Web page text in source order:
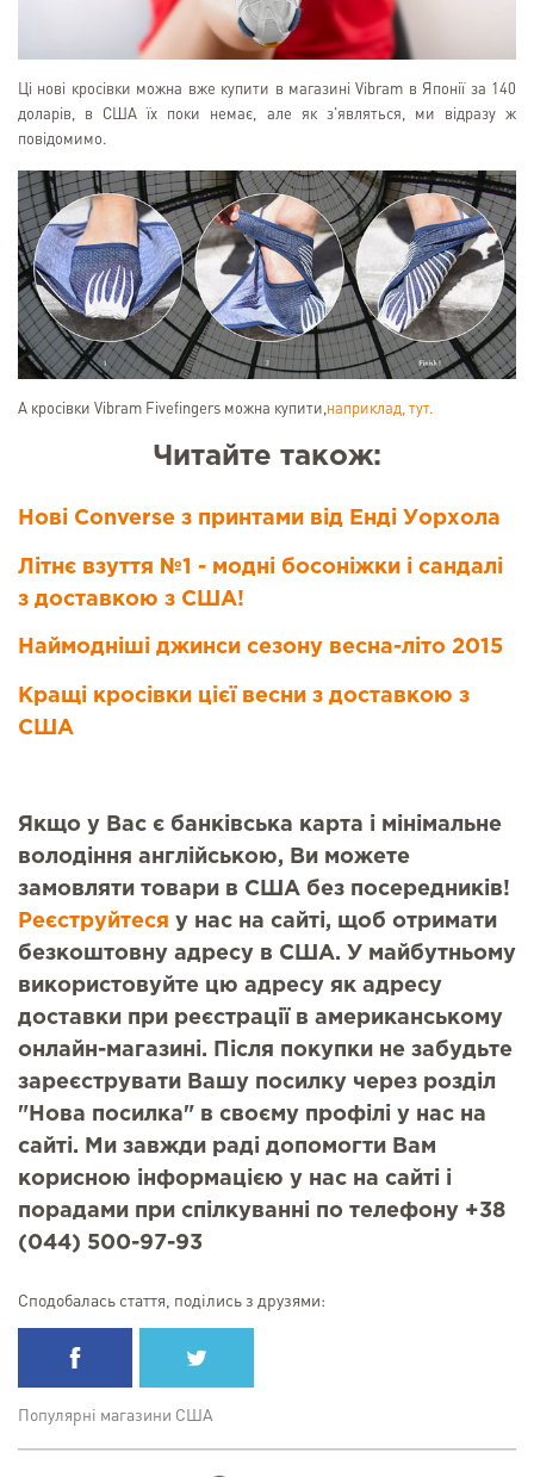
Ці нові кросівки можна вже купити в магазині Vibram в Японії за 140
доларів, в США їх поки немає, але як з'являться, ми відразу ж
повідомимо.
А кросівки Vibram Fivefingers можна купити,наприклад, тут.
Читайте також:
Нові Converse з принтами від Енді Уорхола
Літнє взуття №1 - модні босоніжки і сандалі
з доставкою з США!
Наймодніші джинси сезону весна-літо 2015
Кращі кросівки цієї весни з доставкою з
США
Якщо у Вас є банківська карта і мінімальне
володіння англійською, Ви можете
замовляти товари в США без посередників!
Реєструйтеся у нас на сайті, щоб отримати
безкоштовну адресу в США. У майбутньому
використовуйте цю адресу як адресу
доставки при реєстрації в американському
онлайн-магазині. Після покупки не забудьте
зареєструвати Вашу посилку через розділ
"Нова посилка" в своєму профілі у нас на
сайті. Ми завжди раді допомогти Вам
корисною інформацією у нас на сайті і
порадами при спілкуванні по телефону +38
(044) 500-97-93
Сподобалась стаття, поділись з друзями:
Популярні магазини США